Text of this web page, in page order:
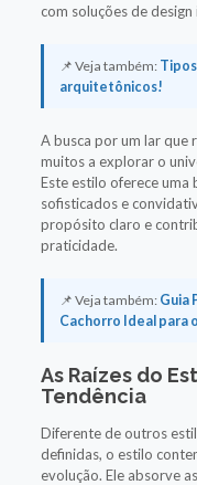
com soluções de
📌 Veja também:
arquitetônicos!
A busca por um lar que
muitos a explorar o
Este estilo oferece uma
sofisticados e
propósito claro e
praticidade.
📌 Veja também: Guia
Cachorro Ideal para
As Raízes do
Tendência
Diferente de outros
definidas, o estilo
evolução. Ele absorve